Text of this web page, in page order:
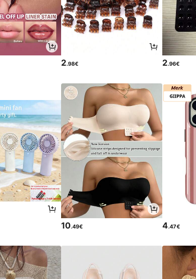
2.98€ 2.96€
10.49€ 4.47€